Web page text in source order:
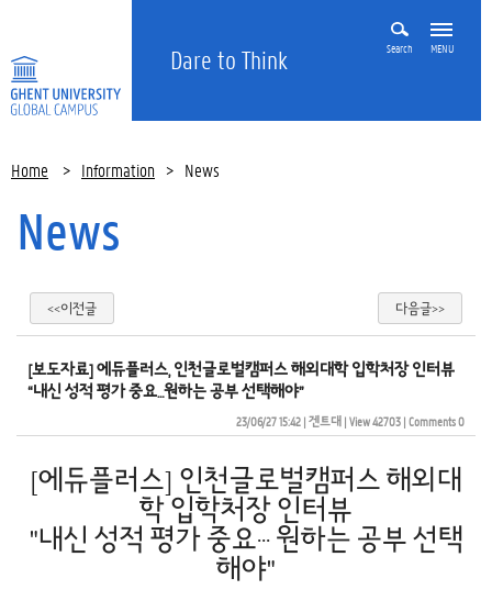
Dare to Think Search MENU
Home > Information > News
News
<<이전글 다음글>>
[보도자료] 에듀플러스, 인천글로벌캠퍼스 해외대학 입학처장 인터뷰
“내신 성적 평가 중요…원하는 공부 선택해야”
23/06/27 15:42| 겐트대| View 42703| Comments 0
[에듀플러스] 인천글로벌캠퍼스 해외대
학 입학처장 인터뷰
"내신 성적 평가 중요··· 원하는 공부 선택
해야"